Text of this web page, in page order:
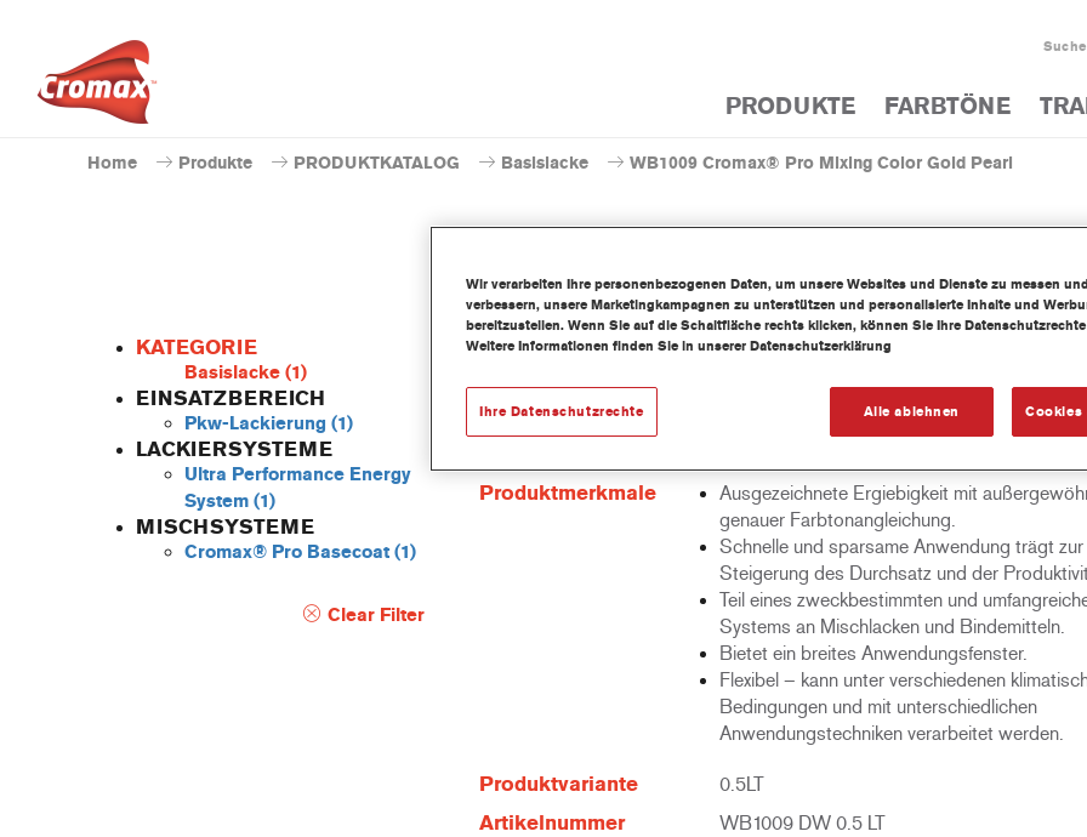
Suche
PRODUKTE FARBTÖNE
Home Produkte PRODUKTKATALOG Basislacke WB1009 Cromax® Pro Mixing Color Gold Pearl
KATEGORIE
Basislacke (1)
EINSATZBEREICH
Pkw-Lackierung (1)
LACKIERSYSTEME
Ultra Performance Energy
System (1)
MISCHSYSTEME
Cromax® Pro Basecoat (1)
Clear Filter
WB1009 Cromax® Pro
Produktmerkmale
Ausgezeichnete Ergiebigkeit mit
genauer Farbtonangleichung.
Schnelle und sparsame Anwendung trägt zur
Steigerung des Durchsatz und der
Teil eines zweckbestimmten und
Systems an Mischlacken und Bindemitteln.
Bietet ein breites Anwendungsfenster.
Flexibel – kann unter verschiedenen
Bedingungen und mit unterschiedlichen
Anwendungstechniken verarbeitet werden.
Produktvariante 0.5LT
Artikelnummer WB1009 DW 0.5 LT
Wir verarbeiten Ihre personenbezogenen Daten, um unsere Websites und Dienste zu messen
verbessern, unsere Marketingkampagnen zu unterstützen und personalisierte Inhalte und
bereitzustellen. Wenn Sie auf die Schaltfläche rechts klicken, können Sie Ihre
Weitere Informationen finden Sie in unserer Datenschutzerklärung
Alle ablehnen Cookies
Ihre Datenschutzrechte